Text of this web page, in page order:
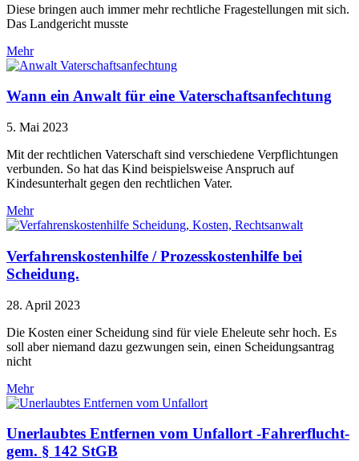
Diese bringen auch immer mehr rechtliche Fragestellungen mit sich.
Das Landgericht musste
Mehr
Wann ein Anwalt für eine Vaterschaftsanfechtung
5. Mai 2023
Mit der rechtlichen Vaterschaft sind verschiedene Verpflichtungen
verbunden. So hat das Kind beispielsweise Anspruch auf
Kindesunterhalt gegen den rechtlichen Vater.
Mehr
Verfahrenskostenhilfe / Prozesskostenhilfe bei
Scheidung.
28. April 2023
Die Kosten einer Scheidung sind für viele Eheleute sehr hoch. Es
soll aber niemand dazu gezwungen sein, einen Scheidungsantrag
nicht
Mehr
Unerlaubtes Entfernen vom Unfallort -Fahrerflucht-
gem. § 142 StGB